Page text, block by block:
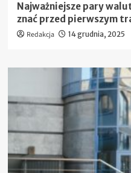
Najważniejsze pary
znać przed pierwszym
Redakcja 14 grudnia, 2025